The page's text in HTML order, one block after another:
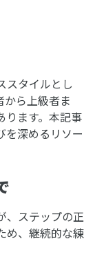
スタイルとし
から上級者ま
ります。本記事
を深めるリソー
、ステップの正
め、継続的な練